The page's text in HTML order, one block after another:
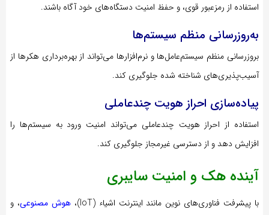
استفاده از رمزعبور قوی، و حفظ امنیت دستگاه‌های خود آگاه باشند.
به‌روزرسانی منظم سیستم‌ها
بروزرسانی منظم سیستم‌عامل‌ها و نرم‌افزارها می‌تواند از بهره‌برداری هکرها از
آسیب‌پذیری‌های شناخته شده جلوگیری کند.
پیاده‌سازی احراز هویت چندعاملی
استفاده از احراز هویت چندعاملی می‌تواند امنیت ورود به سیستم‌ها را
افزایش دهد و از دسترسی غیرمجاز جلوگیری کند.
آینده هک و امنیت سایبری
با پیشرفت فناوری‌های نوین مانند اینترنت اشیاء (IoT)، هوش مصنوعی، و